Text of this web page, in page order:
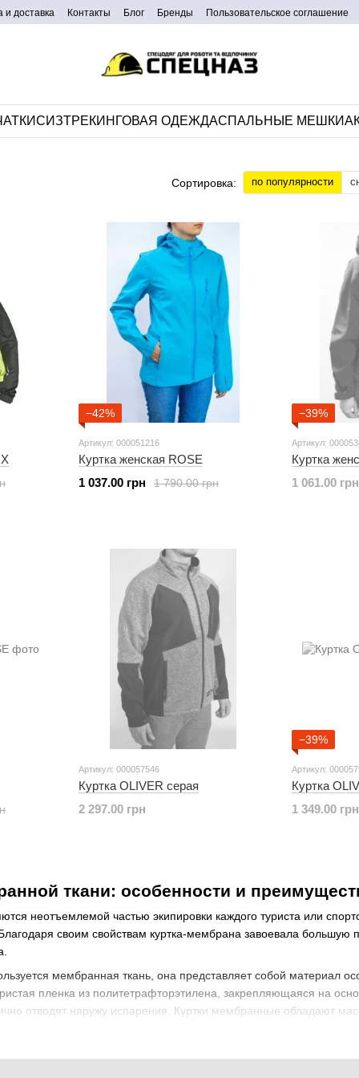
и доставка Контакты Блог Бренды Пользовательское соглашение
СИЗТРЕКИНГОВАЯ ОДЕЖДАCПАЛЬНЫЕ МЕШКИ
Сортировка: по популярности
ткани: особенности и
неотъемлемой частью экипировки каждого туриста или
своим свойствам куртка-мембрана завоевала большую
мембранная ткань, она представляет собой материал
пленка из политетрафторэтилена, закрепляющаяся на
отводят наружу испарения. Куртки мембранные обладают
−42%
Артикул: 000051216
Куртка женская ROSE
1 790.00 грн
1 037.00 грн
−39%
Артикул:
Куртка
1 061.00 грн
Артикул: 000057546
Куртка OLIVER серая
2 297.00 грн
−39%
Артикул:
Куртка
1 349.00 грн